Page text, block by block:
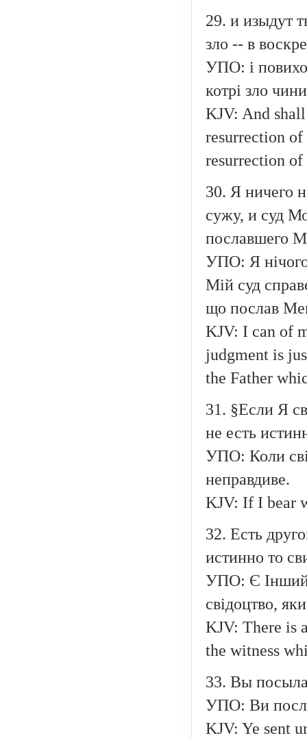
29. и изыдут
зло -- в
УПО: і
котрі зло
KJV: And
resurrection
resurrection
30. Я ничего
сужу, и суд
пославшего
УПО: Я
Мій суд
що послав
KJV: I can of
judgment is
the Father
31. §Если Я
не есть
УПО: Коли
неправдиве.
KJV: If I bear
32. Есть
истинно то
УПО: Є Інший,
свідоцтво,
KJV: There is
the witness
33. Вы
УПО: Ви
KJV: Ye sent